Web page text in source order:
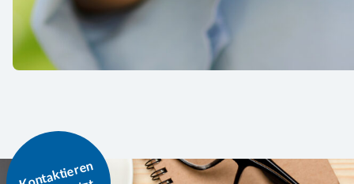
o
nt
a
kti
er
e
n
Si
e
u
ns j
et